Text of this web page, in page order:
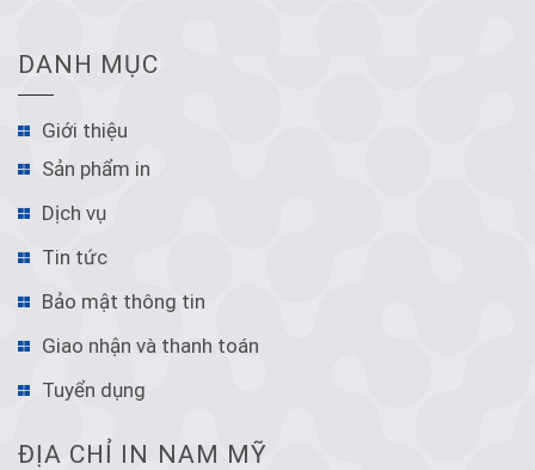
DANH MỤC
Giới thiệu
Sản phẩm in
Dịch vụ
Tin tức
Bảo mật thông tin
Giao nhận và thanh toán
Tuyển dụng
ĐỊA CHỈ IN NAM MỸ